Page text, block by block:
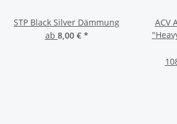
STP Black Silver Dämmung
ab 8,00 € *
ACV